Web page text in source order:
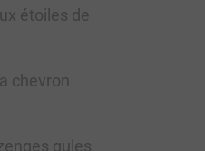
étoiles de
chevron
gules